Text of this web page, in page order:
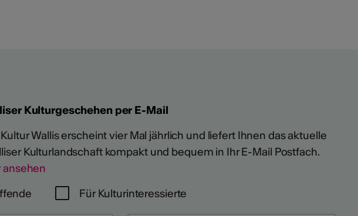
Kulturgeschehen per E-Mail
Wallis erscheint vier Mal jährlich und liefert Ihnen das aktuelle
Kulturlandschaft kompakt und bequem in Ihr E-Mail Postfach.
Für Kulturinteressierte